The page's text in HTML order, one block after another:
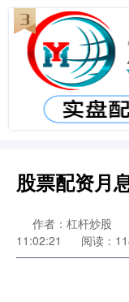
股票配资月
作者：杠杆炒股
11:02:21
阅读：